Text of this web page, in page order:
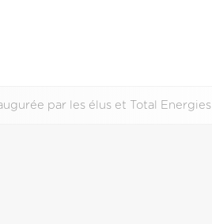
par les élus et Total Energies